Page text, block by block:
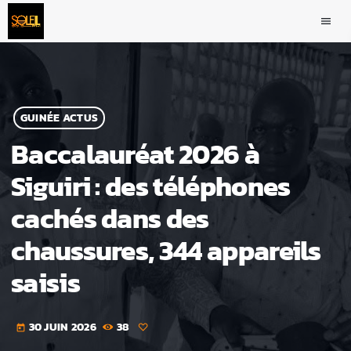
menu
GUINÉE ACTUS
Baccalauréat 2026 à
Siguiri : des téléphones
cachés dans des
chaussures, 344 appareils
saisis
today 30 JUIN 2026 38